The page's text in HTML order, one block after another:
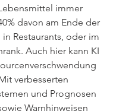
immer
davon am Ende der
Restaurants, oder im
Auch hier kann KI
verbesserten
und Prognosen
Warnhinweisen